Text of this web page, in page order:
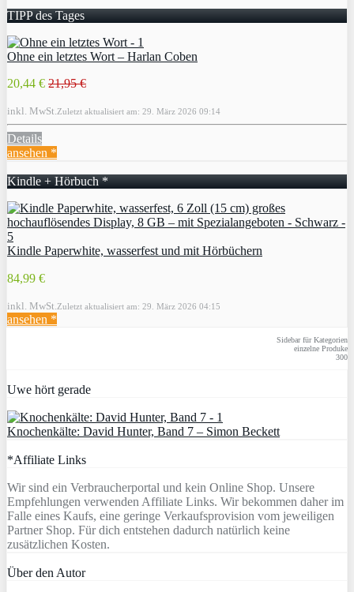
TIPP des Tages
Ohne ein letztes Wort – Harlan Coben
20,44 € 21,95 €
inkl. MwSt. Zuletzt aktualisiert am: 29. März 2026 09:14
Details
ansehen *
Kindle + Hörbuch *
Kindle Paperwhite, wasserfest und mit Hörbüchern
84,99 €
inkl. MwSt. Zuletzt aktualisiert am: 29. März 2026 04:15
ansehen *
Sidebar für Kategorien
einzelne Produke
300
Uwe hört gerade
Knochenkälte: David Hunter, Band 7 – Simon Beckett
*Affiliate Links
Wir sind ein Verbraucherportal und kein Online Shop. Unsere
Empfehlungen verwenden Affiliate Links. Wir bekommen daher im
Falle eines Kaufs, eine geringe Verkaufsprovision vom jeweiligen
Partner Shop. Für dich entstehen dadurch natürlich keine
zusätzlichen Kosten.
Über den Autor